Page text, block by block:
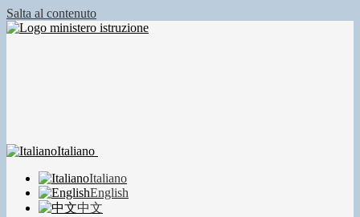
Salta al contenuto
Italiano
Italiano
English
中文